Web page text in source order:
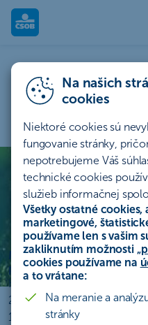
Na našich
cookies
Niektoré cookies sú
fungovanie stránky,
nepotrebujeme Váš
technické cookies
služieb informačnej
Všetky ostatné cookies,
marketingové,
používame len s vašim
zakliknutím možnosti „
cookies používame na
a to vrátane:
Na meranie a
stránky
Korporátni klienti -
Firemné
Vaše ciele berieme osobne.
partnerom a prvotriednym
Malé a stredné
podniky
Klienti s obratom od
2.5 mil. EUR do
10 mil. EUR